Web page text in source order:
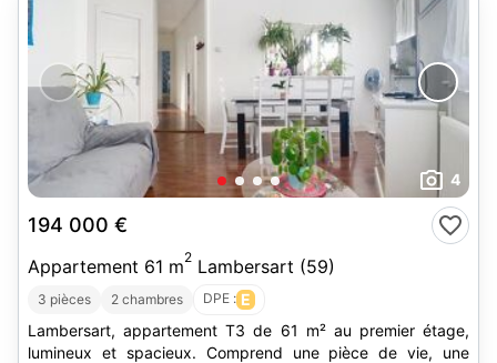
4
194 000 €
Appartement 61 m2 Lambersart (59)
3 pièces 2 chambres DPE : E
Lambersart, appartement T3 de 61 m² au premier étage,
lumineux et spacieux. Comprend une pièce de vie, une